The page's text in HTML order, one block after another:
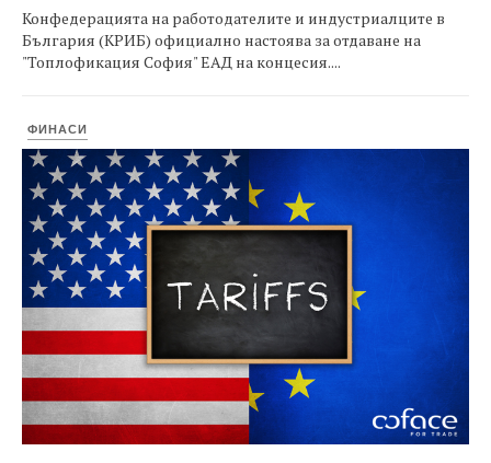
Конфедерацията на работодателите и индустриалците в
България (КРИБ) официално настоява за отдаване на
"Топлофикация София" ЕАД на концесия....
ФИНАСИ